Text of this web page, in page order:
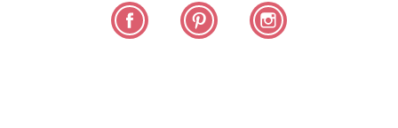
Facebook Pinterest